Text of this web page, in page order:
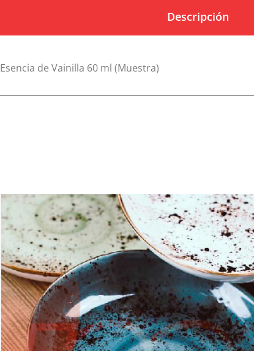
Descripción
Esencia de Vainilla 60 ml (Muestra)